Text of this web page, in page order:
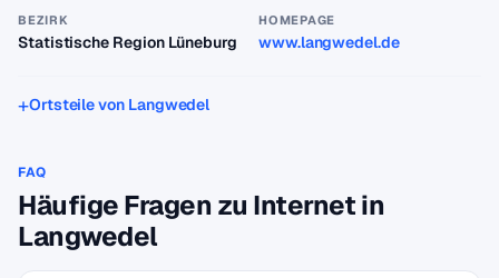
BEZIRK
Statistische Region Lüneburg
HOMEPAGE
www.langwedel.de
Ortsteile von Langwedel
FAQ
Häufige Fragen zu Internet in
Langwedel